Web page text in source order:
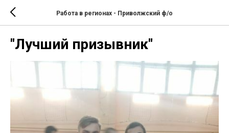
Работа в регионах - Приволжский ф/о
"Лучший призывник"